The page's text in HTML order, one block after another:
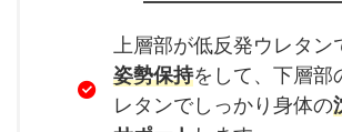
上層部が低反発ウレタン
姿勢保持をして、下層部
レタンでしっかり身体の